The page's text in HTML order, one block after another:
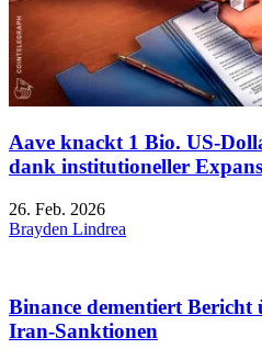
Aave knackt 1 Bio. US-
dank institutioneller
26. Feb. 2026
Brayden Lindrea
Binance dementiert Bericht
Iran-Sanktionen